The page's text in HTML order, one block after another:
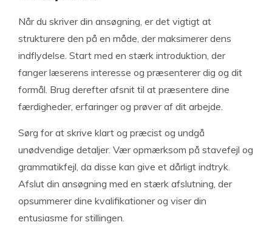
Når du skriver din ansøgning, er det vigtigt at
strukturere den på en måde, der maksimerer dens
indflydelse. Start med en stærk introduktion, der
fanger læserens interesse og præsenterer dig og dit
formål. Brug derefter afsnit til at præsentere dine
færdigheder, erfaringer og prøver af dit arbejde.
Sørg for at skrive klart og præcist og undgå
unødvendige detaljer. Vær opmærksom på stavefejl og
grammatikfejl, da disse kan give et dårligt indtryk.
Afslut din ansøgning med en stærk afslutning, der
opsummerer dine kvalifikationer og viser din
entusiasme for stillingen.